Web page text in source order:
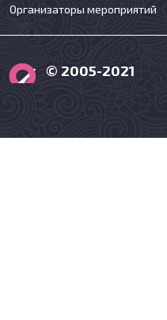
Организаторы мероприятий
© 2005-2021